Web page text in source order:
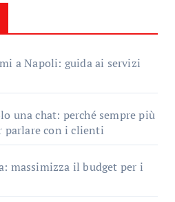
a Napoli: guida ai servizi
una chat: perché sempre più
parlare con i clienti
massimizza il budget per i